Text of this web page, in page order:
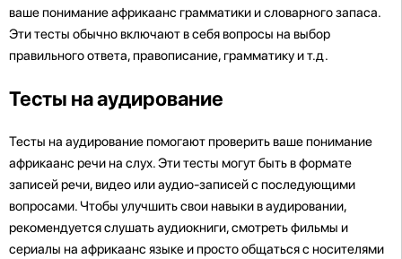
ваше понимание африкаанс грамматики и словарного запаса.
Эти тесты обычно включают в себя вопросы на выбор
правильного ответа, правописание, грамматику и т.д.
Тесты на аудирование
Тесты на аудирование помогают проверить ваше понимание
африкаанс речи на слух. Эти тесты могут быть в формате
записей речи, видео или аудио-записей с последующими
вопросами. Чтобы улучшить свои навыки в аудировании,
рекомендуется слушать аудиокниги, смотреть фильмы и
сериалы на африкаанс языке и просто общаться с носителями